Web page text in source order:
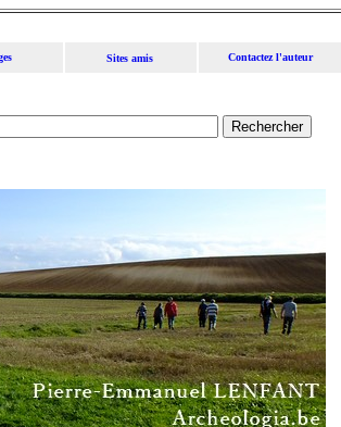
Sites amis Contactez l'auteur